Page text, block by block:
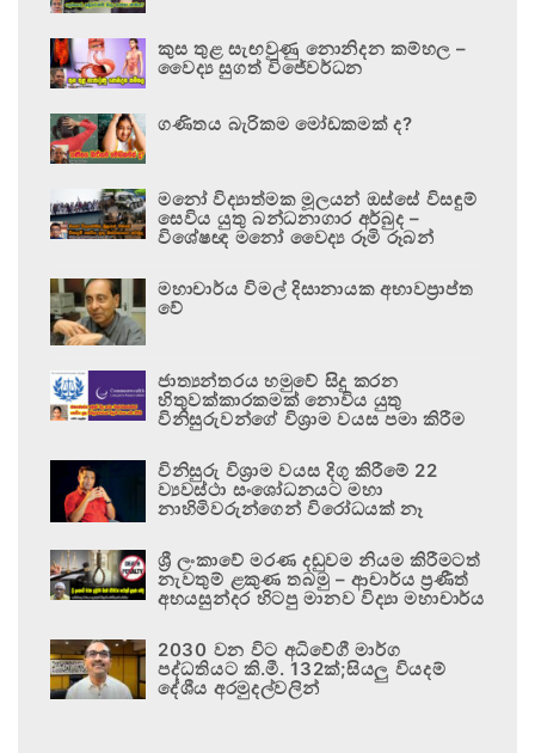
කුස තුළ සැඟවුණු නොනිදන කම්හල –
වෛද්‍ය සුගත් විජේවර්ධන
ගණිතය බැරිකම මෝඩකමක් ද?
මනෝ විද්‍යාත්මක මූලයන් ඔස්සේ විසඳුම්
සෙවිය යුතු බන්ධනාගාර අර්බුද –
විශේෂඥ මනෝ වෛද්‍ය රූමි රූබන්
මහාචාර්ය විමල් දිසානායක අභාවප්‍රාප්ත
වේ
ජාත්‍යන්තරය හමුවේ සිදු කරන
හිතුවක්කාරකමක් නොවිය යුතු
විනිසුරුවන්ගේ විශ්‍රාම වයස පමා කිරීම
විනිසුරු විශ්‍රාම වයස දිගු කිරීමේ 22
ව්‍යවස්ථා සංශෝධනයට මහා
නාහිමිවරුන්ගෙන් විරෝධයක් නෑ
ශ්‍රී ලංකාවේ මරණ දඬුවම නියම කිරීමටත්
නැවතුම් ළකුණ තබමු – ආචාර්ය ප්‍රණීත්
අභයසුන්දර හිටපු මානව විද්‍යා මහාචාර්ය
2030 වන විට අධිවේගී මාර්ග
පද්ධතියට කි.මී. 132ක්;සියලු වියදම්
දේශීය අරමුදල්වලින්